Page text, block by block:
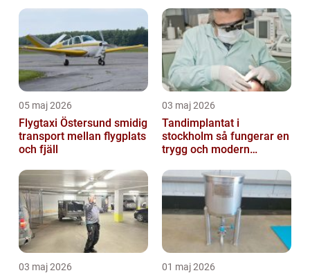
05 maj 2026
Flygtaxi Östersund smidig
transport mellan flygplats
och fjäll
03 maj 2026
Tandimplantat i
stockholm så fungerar en
trygg och modern
03 maj 2026 01 maj 2026